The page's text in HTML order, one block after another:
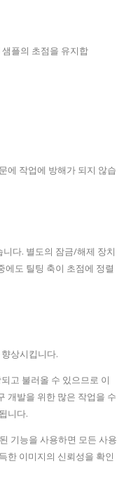
플의 초점을 유지합
에 작업에 방해가 되지 않습
다. 별도의 잠금/해제 장치
에도 틸팅 축이 초점에 정렬
상시킵니다.
고 불러올 수 있으므로 이
개발을 위한 많은 작업을 수
니다.
기능을 사용하면 모든 사용
한 이미지의 신뢰성을 확인